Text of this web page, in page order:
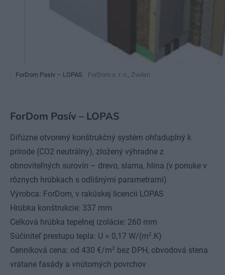
ForDom Pasív – LOPAS ForDom s. r. o., Zvolen
ForDom Pasív – LOPAS
Difúzne otvorený konštrukčný systém ohľaduplný k
prírode (CO2 neutrálny), zložený výhradne z
obnoviteľných surovín – drevo, slama, hlina (v ponuke v
rôznych hrúbkach s odlišnými parametrami)
Výrobca: ForDom, v rakúskej licencii LOPAS
Hrúbka konštrukcie: 337 mm
Celková hrúbka tepelnej izolácie: 260 mm
Súčiniteľ prestupu tepla: U = 0,17 W/(m2.K)
Cenníková cena: od 430 €/m2 bez DPH, obvodová stena
vrátane fasády a vnútorných povrchov